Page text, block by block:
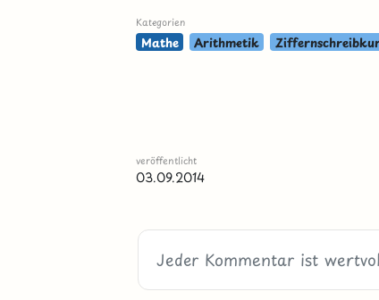
Kategorien
Mathe Arithmetik
veröffentlicht
03.09.2014